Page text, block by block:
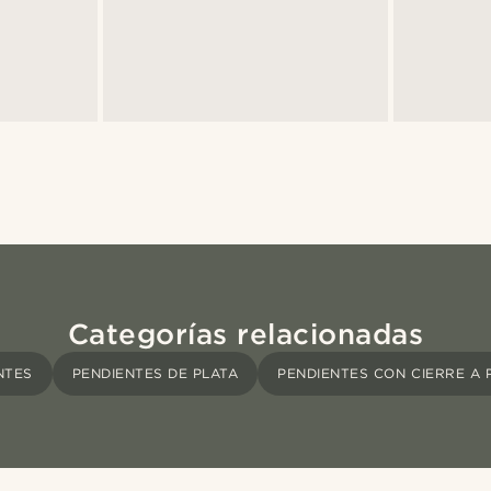
Categorías relacionadas
PENDIENTES DE PLATA PENDIENTES CON CIERRE A